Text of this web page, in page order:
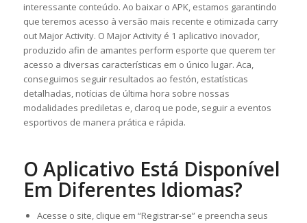
interessante conteúdo. Ao baixar o APK, estamos garantindo
que teremos acesso à versão mais recente e otimizada carry
out Major Activity. O Major Activity é 1 aplicativo inovador,
produzido afin de amantes perform esporte que querem ter
acesso a diversas características em o único lugar. Aca,
conseguimos seguir resultados ao festón, estatísticas
detalhadas, notícias de última hora sobre nossas
modalidades prediletas e, claroq ue pode, seguir a eventos
esportivos de manera prática e rápida.
O Aplicativo Está Disponível
Em Diferentes Idiomas?
Acesse o site, clique em “Registrar-se” e preencha seus